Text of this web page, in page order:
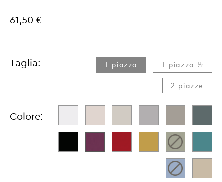
61,50 €
Taglia: 1 piazza
1 piazza ½
2 piazze
Colore: